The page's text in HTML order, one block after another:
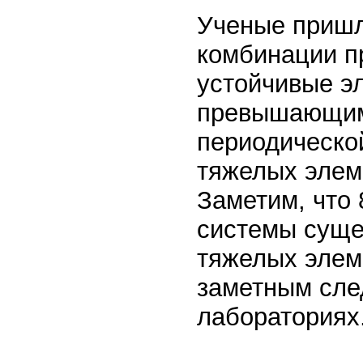
Ученые
комбинации
устойчивые
тяжелых
Заметим, что
системы
тяжелых
заметным